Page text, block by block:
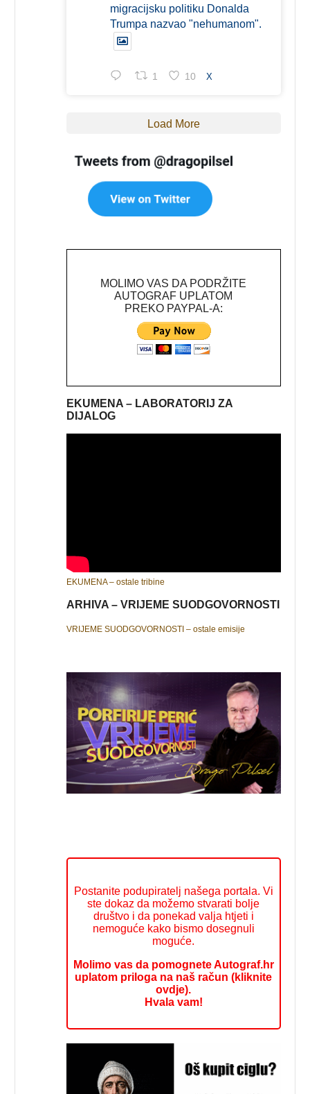
migracijsku politiku Donalda
Trumpa nazvao "nehumanom".
1 10 X
Load More
MOLIMO VAS DA PODRŽITE
AUTOGRAF UPLATOM
PREKO PAYPAL-A:
EKUMENA – LABORATORIJ ZA
DIJALOG
EKUMENA – ostale tribine
ARHIVA – VRIJEME SUODGOVORNOSTI
VRIJEME SUODGOVORNOSTI – ostale emisije
Postanite podupiratelj našega portala. Vi
ste dokaz da možemo stvarati bolje
društvo i da ponekad valja htjeti i
nemoguće kako bismo dosegnuli
moguće.
Molimo vas da pomognete Autograf.hr
uplatom priloga na naš račun (kliknite
ovdje).
Hvala vam!